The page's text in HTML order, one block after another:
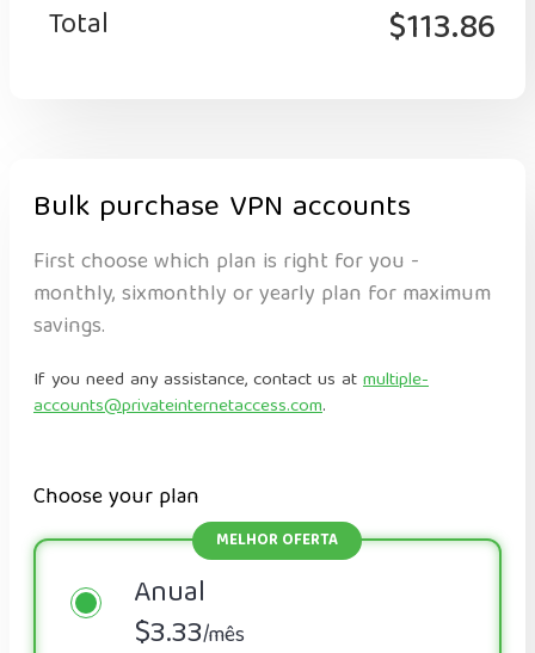
Total $113.86
Bulk purchase VPN accounts
First choose which plan is right for you -
monthly, sixmonthly or yearly plan for maximum
savings.
If you need any assistance, contact us atmultiple-
accounts@privateinternetaccess.com.
Choose your plan
Anual
$3.33/mês